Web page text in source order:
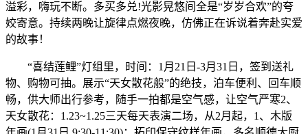
溢彩，嗨玩不断。多买多兑!光影晃悠间全是“岁岁合欢”的夸
姣寄意。持续两晚让旋律点燃夜晚，仿佛正在诉说着奔赴实爱
的故事！
“喜结莲鲤”灯组里，时间：1月21日-3月31日，签到送礼
物、购物可抽。展示“天女散花般”的绝技，泊车便利、回车顺
畅，供大师出行参考，随手一拍都是空气感，让空气严寒2、
天女散花：1.23~1.25三天每天表演二场，从2月起，1、木版